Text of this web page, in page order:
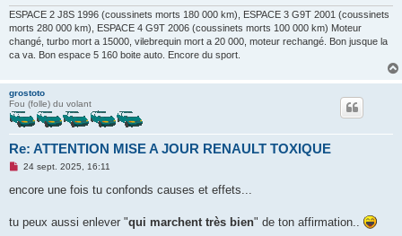
ESPACE 2 J8S 1996 (coussinets morts 180 000 km), ESPACE 3 G9T 2001 (coussinets
morts 280 000 km), ESPACE 4 G9T 2006 (coussinets morts 100 000 km) Moteur
changé, turbo mort a 15000, vilebrequin mort a 20 000, moteur rechangé. Bon jusque la
ca va. Bon espace 5 160 boite auto. Encore du sport.
grostoto
Fou (folle) du volant
Re: ATTENTION MISE A JOUR RENAULT TOXIQUE
M
s
g
e
24 sept. 2025, 16:11
encore une fois tu confonds causes et effets...
tu peux aussi enlever "qui marchent très bien" de ton affirmation..